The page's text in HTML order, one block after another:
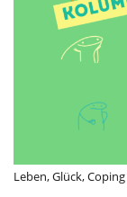
Leben,Glück,Coping